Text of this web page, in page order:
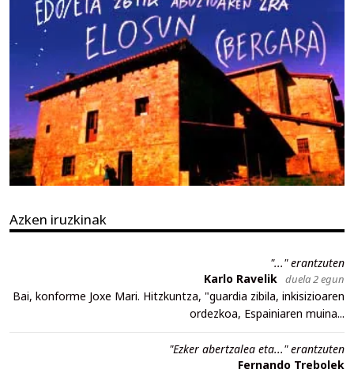
Azken iruzkinak
"..." erantzuten
Karlo Ravelik duela 2 egun
Bai, konforme Joxe Mari. Hitzkuntza, "guardia zibila, inkisizioaren
ordezkoa, Espainiaren muina...
"Ezker abertzalea eta..." erantzuten
Fernando Trebolek